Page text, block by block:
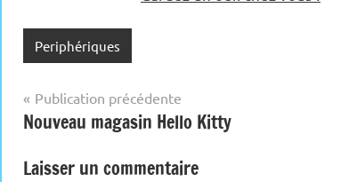
Periphériques
Navigation
de
l’article
Publication précédente
Nouveau magasin Hello Kitty
Laisser un commentaire